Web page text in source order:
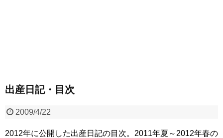
出産日記・目次
2009/4/22
2012年に公開した出産日記の目次。2011年夏～2012年春の